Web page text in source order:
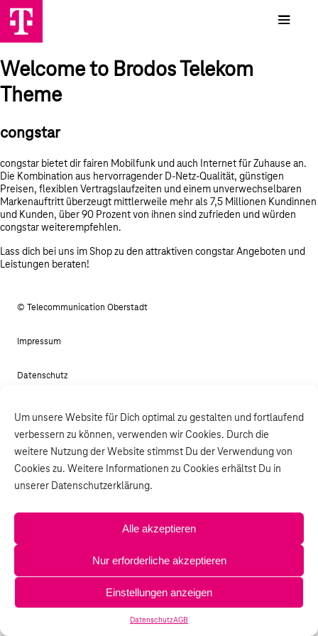
Um unsere Website für Dich optimal zu gestalten und fortlaufend
verbessern zu können, verwenden wir Cookies. Durch die
weitere Nutzung der Website stimmst Du der Verwendung von
Cookies zu. Weitere Informationen zu Cookies erhältst Du in
unserer Datenschutzerklärung.
Alle akzeptieren
Nur erforderliche akzeptieren
Einstellungen anzeigen
DatenschutzAGB
Welcome to Brodos Telekom
Theme
congstar
congstar bietet dir fairen Mobilfunk und auch Internet für Zuhause an.
Die Kombination aus hervorragender D-Netz-Qualität, günstigen
Preisen, flexiblen Vertragslaufzeiten und einem unverwechselbaren
Markenauftritt überzeugt mittlerweile mehr als 7,5 Millionen Kundinnen
und Kunden, über 90 Prozent von ihnen sind zufrieden und würden
congstar weiterempfehlen.
Lass dich bei uns im Shop zu den attraktiven congstar Angeboten und
Leistungen beraten!
© Telecommunication Oberstadt
Impressum
Datenschutz